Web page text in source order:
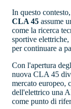
In questo
CLA 45 assume
come la ricerca
sportive
per continuare a
Con l'apertura
nuova CLA 45
mercato europeo,
dell'elettrico una
come punto di